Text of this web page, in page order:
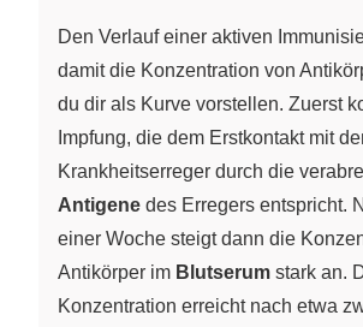
Den Verlauf einer aktiven
damit die Konzentration von
du dir als Kurve vorstellen. Zuerst
Impfung, die dem Erstkontakt mit
Krankheitserreger durch die
Antigene des Erregers entspricht.
einer Woche steigt dann die
Antikörper im Blutserum stark an.
Konzentration erreicht nach etwa